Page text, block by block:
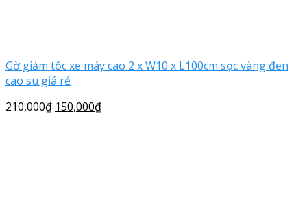
Gờ giảm tốc xe máy cao 2 x W10 x L100cm sọc vàng đen
cao su giá rẻ
210,000₫ 150,000₫